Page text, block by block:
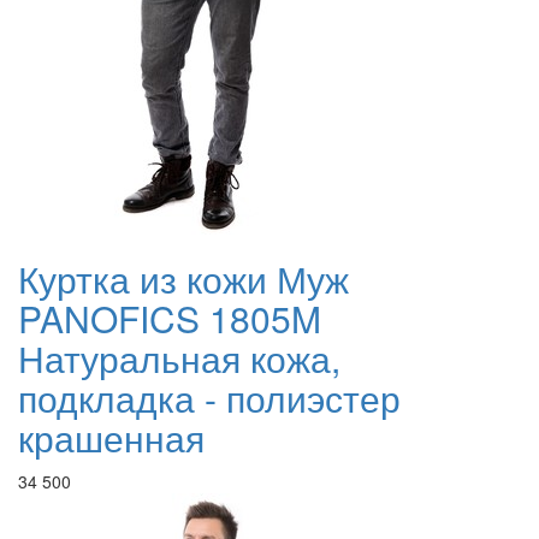
Куртка из кожи Муж
PANOFICS 1805M
Натуральная кожа,
подкладка - полиэстер
крашенная
34 500